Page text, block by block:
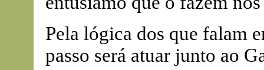
Pela lógica dos que falam
passo será atuar junto ao